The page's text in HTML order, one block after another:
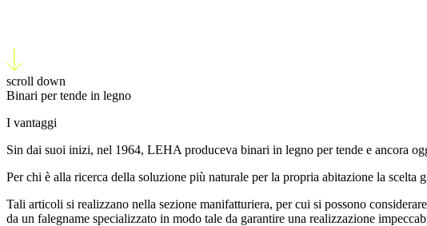
scroll down
Binari per tende in legno
I vantaggi
Sin dai suoi inizi, nel 1964, LEHA produceva binari in legno per tende e ancora
Per chi è alla ricerca della soluzione più naturale per la propria abitazione la
Tali articoli si realizzano nella sezione manifatturiera, per cui si possono
da un falegname specializzato in modo tale da garantire una realizzazione